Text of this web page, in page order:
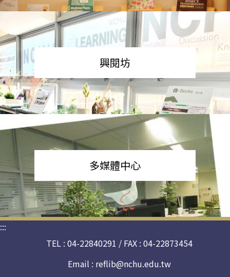
興閱坊
多媒體中心
:::
TEL : 04-22840291 / FAX : 04-22873454
Email : reflib@nchu.edu.tw